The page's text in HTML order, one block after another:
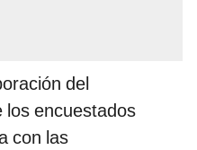
del
los encuestados
con las